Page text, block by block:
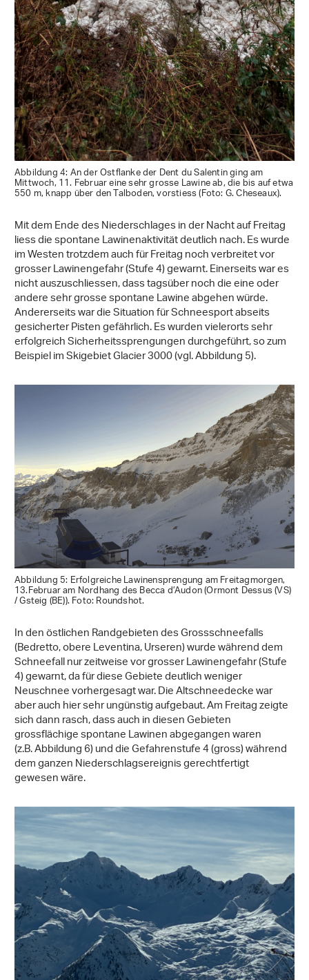
Abbildung 4: An der Ostflanke der Dent du Salentin ging am
Mittwoch, 11. Februar eine sehr grosse Lawine ab, die bis auf etwa
550 m, knapp über den Talboden, vorstiess (Foto: G. Cheseaux).
Mit dem Ende des Niederschlages in der Nacht auf Freitag
liess die spontane Lawinenaktivität deutlich nach. Es wurde
im Westen trotzdem auch für Freitag noch verbreitet vor
grosser Lawinengefahr (Stufe 4) gewarnt. Einerseits war es
nicht auszuschliessen, dass tagsüber noch die eine oder
andere sehr grosse spontane Lawine abgehen würde.
Andererseits war die Situation für Schneesport abseits
gesicherter Pisten gefährlich. Es wurden vielerorts sehr
erfolgreich Sicherheitssprengungen durchgeführt, so zum
Beispiel im Skigebiet Glacier 3000 (vgl. Abbildung 5).
Abbildung 5: Erfolgreiche Lawinensprengung am Freitagmorgen,
13.Februar am Nordhang des Becca d’Audon (Ormont Dessus (VS)
/ Gsteig (BE)). Foto: Roundshot.
In den östlichen Randgebieten des Grossschneefalls
(Bedretto, obere Leventina, Urseren) wurde während dem
Schneefall nur zeitweise vor grosser Lawinengefahr (Stufe
4) gewarnt, da für diese Gebiete deutlich weniger
Neuschnee vorhergesagt war. Die Altschneedecke war
aber auch hier sehr ungünstig aufgebaut. Am Freitag zeigte
sich dann rasch, dass auch in diesen Gebieten
grossflächige spontane Lawinen abgegangen waren
(z.B. Abbildung 6) und die Gefahrenstufe 4 (gross) während
dem ganzen Niederschlagsereignis gerechtfertigt
gewesen wäre.